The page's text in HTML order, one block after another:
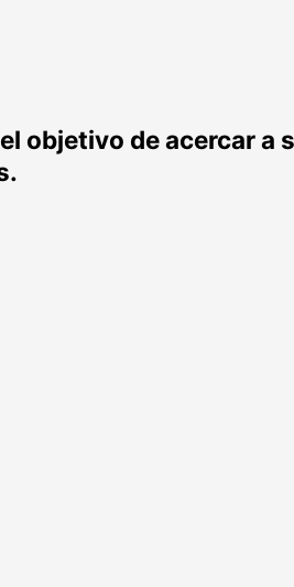
objetivo de acercar